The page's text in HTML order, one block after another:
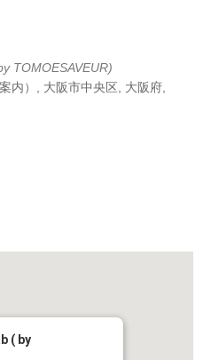
TOMOESAVEUR)
内）, 大阪市中央区, 大阪府,
( by